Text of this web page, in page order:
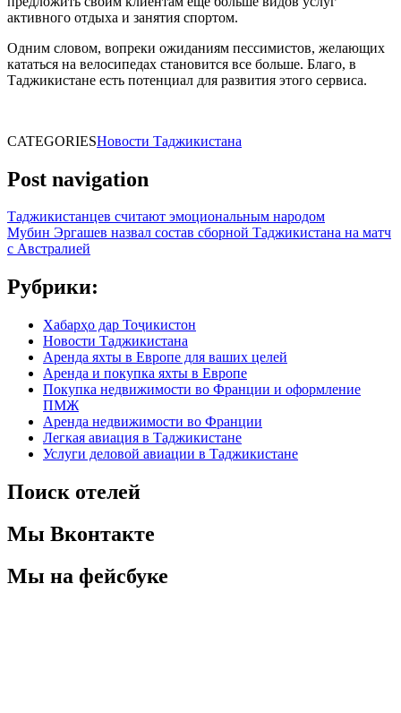
активного отдыха и занятия спортом.
Одним словом, вопреки ожиданиям пессимистов, желающих
кататься на велосипедах становится все больше. Благо, в
Таджикистане есть потенциал для развития этого сервиса.
CATEGORIESНовости Таджикистана
Post navigation
Таджикистанцев считают эмоциональным народом
Мубин Эргашев назвал состав сборной Таджикистана на матч
с Австралией
Рубрики:
Хабарҳо дар Тоҷикистон
Новости Таджикистана
Аренда яхты в Европе для ваших целей
Аренда и покупка яхты в Европе
Покупка недвижимости во Франции и оформление
ПМЖ
Аренда недвижимости во Франции
Легкая авиация в Таджикистане
Услуги деловой авиации в Таджикистане
Поиск отелей
Мы Вконтакте
Мы на фейсбуке